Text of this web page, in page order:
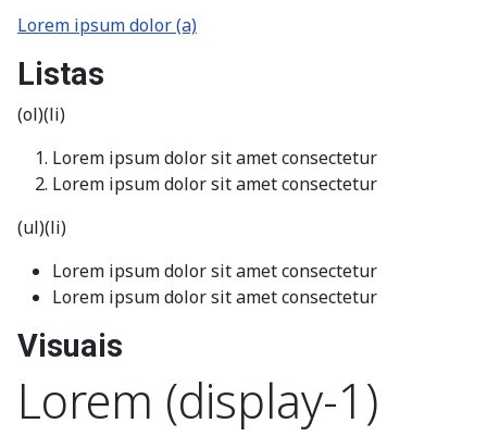
Lorem ipsum dolor (a)
Listas
(ol)(li)
Lorem ipsum dolor sit amet consectetur
Lorem ipsum dolor sit amet consectetur
(ul)(li)
Lorem ipsum dolor sit amet consectetur
Lorem ipsum dolor sit amet consectetur
Visuais
Lorem (display-1)